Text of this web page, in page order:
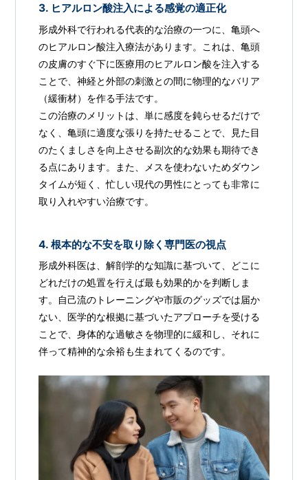
3. ヒアルロン酸注入による感覚の適正化
形成外科で行われる代表的な治療の一つに、亀頭へ
のヒアルロン酸注入療法があります。これは、亀頭
の皮膚のすぐ下に医療用のヒアルロン酸を注入する
ことで、神経と外部の刺激との間に物理的なバリア
（緩衝材）を作る手法です。
この治療のメリットは、単に感度を鈍らせるだけで
なく、亀頭に適度な張りを持たせることで、見た目
のたくましさを向上させる副次的な効果も期待でき
る点にあります。また、メスを使わないためダウン
タイムが短く、忙しい現代の男性にとっても非常に
取り入れやすい治療です。
4. 根本的な不安を取り除く専門医の視点
形成外科医は、解剖学的な知識に基づいて、どこに
どれだけの処置を行えば最も効果的かを判断しま
す。自己流のトレーニングや市販のグッズでは届か
ない、医学的な根拠に基づいたアプローチを受ける
ことで、身体的な過敏さを物理的に緩和し、それに
伴って精神的な余裕も生まれてくるのです。